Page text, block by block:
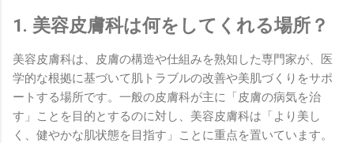
1. 美容皮膚科は何をしてくれる場所？
美容皮膚科は、皮膚の構造や仕組みを熟知した専門家が、医
学的な根拠に基づいて肌トラブルの改善や美肌づくりをサポ
ートする場所です。一般の皮膚科が主に「皮膚の病気を治
す」ことを目的とするのに対し、美容皮膚科は「より美し
く、健やかな肌状態を目指す」ことに重点を置いています。